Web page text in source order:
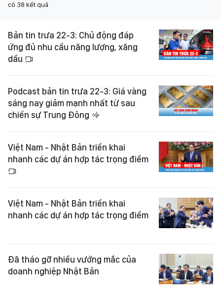
có 38 kết quả
Bản tin trưa 22-3: Chủ động đáp
ứng đủ nhu cầu năng lượng, xăng
dầu
Podcast bản tin trưa 22-3: Giá vàng
sáng nay giảm mạnh nhất từ sau
chiến sự Trung Đông
Việt Nam - Nhật Bản triển khai
nhanh các dự án hợp tác trọng điểm
Việt Nam - Nhật Bản triển khai
nhanh các dự án hợp tác trọng điểm
Đã tháo gỡ nhiều vướng mắc của
doanh nghiệp Nhật Bản